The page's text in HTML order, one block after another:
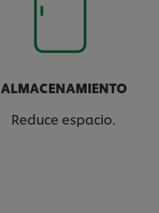
ALMACENAMIENTO
Reduce espacio.